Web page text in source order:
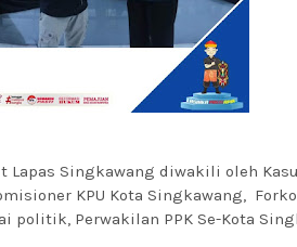
Lapas Singkawang diwakili oleh
KPU Kota Singkawang,
Perwakilan PPK Se-Kota